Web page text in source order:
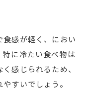
感が軽く、におい
に冷たい食べ物は
感じられるため、
すいでしょう。